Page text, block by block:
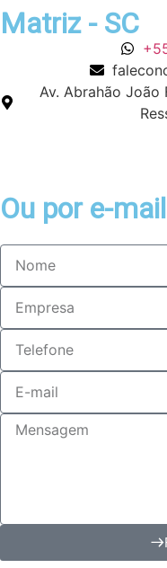
Matriz - SC
Av. Abrahão João
Ou por e-mail